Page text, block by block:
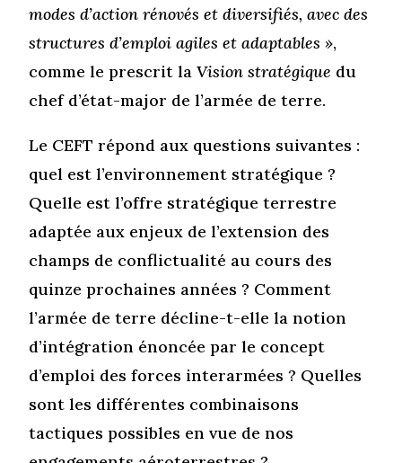
modes d’action rénovés et diversifiés, avec des
structures d’emploi agiles et adaptables »,
comme le prescrit laVision stratégique du
chef d’état-major de l’armée de terre.
Le CEFT répond aux questions suivantes :
quel est l’environnement stratégique ?
Quelle est l’offre stratégique terrestre
adaptée aux enjeux de l’extension des
champs de conflictualité au cours des
quinze prochaines années ? Comment
l’armée de terre décline-t-elle la notion
d’intégration énoncée par le concept
d’emploi des forces interarmées ? Quelles
sont les différentes combinaisons
tactiques possibles en vue de nos